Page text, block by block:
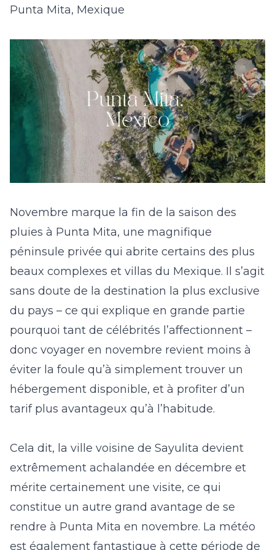
Punta Mita, Mexique
Novembre marque la fin de la saison des
pluies à Punta Mita, une magnifique
péninsule privée qui abrite certains des plus
beaux complexes et villas du Mexique. Il s’agit
sans doute de la destination la plus exclusive
du pays – ce qui explique en grande partie
pourquoi tant de célébrités l’affectionnent –
donc voyager en novembre revient moins à
éviter la foule qu’à simplement trouver un
hébergement disponible, et à profiter d’un
tarif plus avantageux qu’à l’habitude.
Cela dit, la ville voisine de Sayulita devient
extrêmement achalandée en décembre et
mérite certainement une visite, ce qui
constitue un autre grand avantage de se
rendre à Punta Mita en novembre. La météo
est également fantastique à cette période de